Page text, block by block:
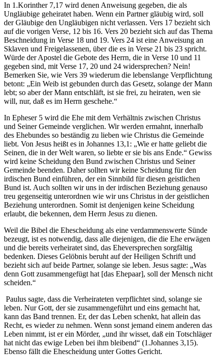
In 1.Korinther 7,17 wird denen Anweisung gegeben, die als
Ungläubige geheiratet haben. Wenn ein Partner gläubig wird, soll
der Gläubige den Ungläubigen nicht verlassen. Vers 17 bezieht sich
auf die vorigen Verse, 12 bis 16. Vers 20 bezieht sich auf das Thema
Beschneidung in Verse 18 und 19. Vers 24 ist eine Anweisung an
Sklaven und Freigelassenen, über die es in Verse 21 bis 23 spricht.
Würde der Apostel die Gebote des Herrn, die in Verse 10 und 11
gegeben sind, mit Verse 17, 20 und 24 widersprechen? Nein!
Bemerken Sie, wie Vers 39 wiederum die lebenslange Verpflichtung
betont: „Ein Weib ist gebunden durch das Gesetz, solange der Mann
lebt; so aber der Mann entschläft, ist sie frei, zu heiraten, wen sie
will, nur, daß es im Herrn geschehe.“
In Epheser 5 wird die Ehe mit dem Verhältnis zwischen Christus
und Seiner Gemeinde verglichen. Wir werden ermahnt, innerhalb
des Ehebundes so beständig zu lieben wie Christus die Gemeinde
liebt. Von Jesus heißt es in Johannes 13,1: „Wie er hatte geliebt die
Seinen, die in der Welt waren, so liebte er sie bis ans Ende.“ Gewiss
wird keine Scheidung den Bund zwischen Christus und Seiner
Gemeinde beenden. Daher sollten wir keine Scheidung für den
irdischen Bund einführen, der ein Sinnbild für diesen geistlichen
Bund ist. Auch sollten wir uns in der irdischen Beziehung genauso
treu gegenseitig unterordnen wie wir uns Christus in der geistlichen
Beziehung unterordnen. Somit ist denjenigen keine Scheidung
erlaubt, die bekennen, dem Herrn Jesus zu dienen.
Weil die Bibel die Ehescheidung als eine verdammenswerte Sünde
bezeugt, ist es notwendig, dass alle diejenigen, die die Ehe erwägen
und die bereits verheiratet sind, das Eheversprechen sorgfältig
bedenken. Dieses Gelöbnis beruht auf der Heiligen Schrift und
bezieht sich auf beide Partner, solange sie leben. Jesus sagte: „Was
denn Gott zusammengefügt hat [das Ehepaar], soll der Mensch nicht
scheiden.“
Paulus sagte, dass die Verheirateten verpflichtet sind, solange sie
leben. Nur Gott, der sie zusammengeführt und eins gemacht hat,
kann das Band trennen. Er, der das Leben schenkt, hat allein das
Recht, es wieder zu nehmen. Wenn sonst jemand einem anderen das
Leben nimmt, ist er ein Mörder, „und ihr wisset, daß ein Totschläger
hat nicht das ewige Leben bei ihm bleibend“ (1.Johannes 3,15).
Ebenso fällt die Ehescheidung unter Gottes Gericht.